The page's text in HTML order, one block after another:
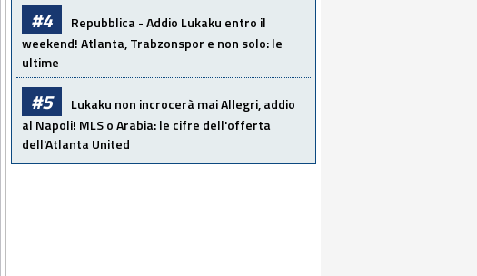
#4
Repubblica - Addio Lukaku entro il
weekend! Atlanta, Trabzonspor e non solo: le
ultime
#5
Lukaku non incrocerà mai Allegri, addio
al Napoli! MLS o Arabia: le cifre dell'offerta
dell'Atlanta United